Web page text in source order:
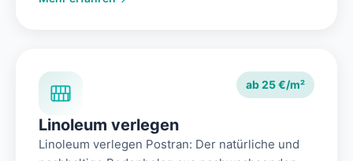
ab 25 €/m²
Linoleum verlegen
Linoleum verlegen Postran: Der natürliche und